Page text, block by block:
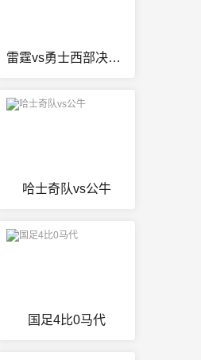
雷霆vs勇士西部决赛3
哈士奇队vs公牛
国足4比0马代